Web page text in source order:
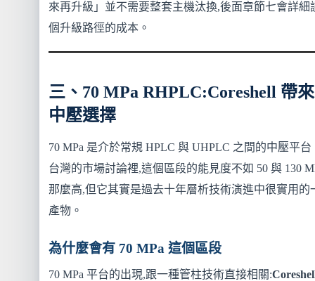
來再升級」並不需要整套主機汰換,後面章節七會詳細
個升級路徑的成本。
三、70 MPa RHPLC:Coreshell 帶
中壓選擇
70 MPa 是介於常規 HPLC 與 UHPLC 之間的中壓平台
台灣的市場討論裡,這個區段的能見度不如 50 與 130
那麼高,但它其實是過去十年層析技術演進中很實用的
產物。
為什麼會有 70 MPa 這個區段
70 MPa 平台的出現,跟一種管柱技術直接相關: